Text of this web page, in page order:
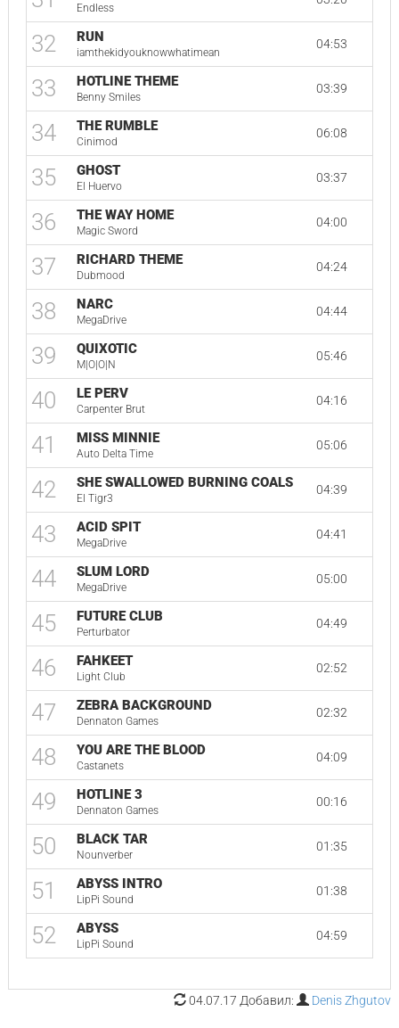
Endless
32 RUN
iamthekidyouknowwhatimean
04:53
33 HOTLINE THEME
Benny Smiles
03:39
34 THE RUMBLE
Cinimod
06:08
35 GHOST
El Huervo
03:37
36 THE WAY HOME
Magic Sword
04:00
37 RICHARD THEME
Dubmood
04:24
38 NARC
MegaDrive
04:44
39 QUIXOTIC
M|O|O|N
05:46
40 LE PERV
Carpenter Brut
04:16
41 MISS MINNIE
Auto Delta Time
05:06
42 SHE SWALLOWED BURNING COALS
El Tigr3
04:39
43 ACID SPIT
MegaDrive
04:41
44 SLUM LORD
MegaDrive
05:00
45 FUTURE CLUB
Perturbator
04:49
46 FAHKEET
Light Club
02:52
47 ZEBRA BACKGROUND
Dennaton Games
02:32
48 YOU ARE THE BLOOD
Castanets
04:09
49 HOTLINE 3
Dennaton Games
00:16
50 BLACK TAR
Nounverber
01:35
51 ABYSS INTRO
LipPi Sound
01:38
52 ABYSS
LipPi Sound
04:59
04.07.17 Добавил: Denis Zhgutov